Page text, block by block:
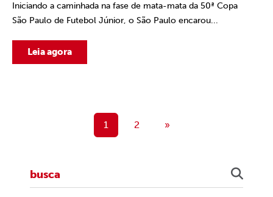
Iniciando a caminhada na fase de mata-mata da 50ª Copa
São Paulo de Futebol Júnior, o São Paulo encarou...
Leia agora
1 2 »